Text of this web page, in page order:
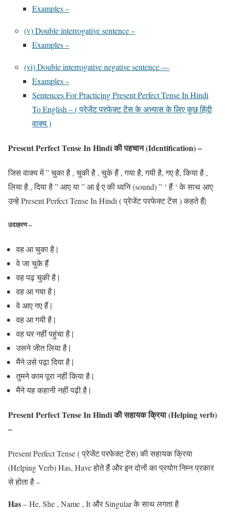
Examples –
(v) Double interrogative sentence –
Examples –
(vi) Double interrogative negative sentence —
Examples –
Sentences For Practicing Present Perfect Tense In Hindi
To English – ( प्रेजेंट परफेक्ट टेंस के अभ्यास के लिए कुछ हिंदी
वाक्य )
Present Perfect Tense In Hindi कीपहचान (Identification)–
जिस वाक्य में ” चुका है , चुकी है , चुके हैं , गया है, गयी है, गए है, किया है ,
लिया है , दिया है ” आए या ” आ ई ए की ध्वनि (sound) ” ‘ हैं ‘ के साथ आए
उन्हे Present Perfect Tense In Hindi ( प्रेजेंट परफेक्ट टेंस ) कहते हैं|
उदाहरण –
वह आ चुका है |
वे जा चुके हैं
वह पढ़ चुकी है |
वह आ गया है |
वे आए गए हैं |
वह आ गयी है |
वह घर नहीं पहुंचा है |
उसने जीत लिया है |
मैंने उसे पढ़ा दिया है |
तुमने काम पूरा नहीं किया है |
मैंने यह कहानी नहीं पढ़ी है |
Present Perfect Tense In Hindi कीसहायक क्रिया (Helping verb)
–
Present Perfect Tense ( प्रेजेंट परफेक्ट टेंस) की सहायक क्रिया
(Helping Verb) Has, Have होते हैं और इन दोनों का प्रयोग निम्न प्रकार
से होता है –
Has– He, She , Name , It और Singular के साथ लगता है